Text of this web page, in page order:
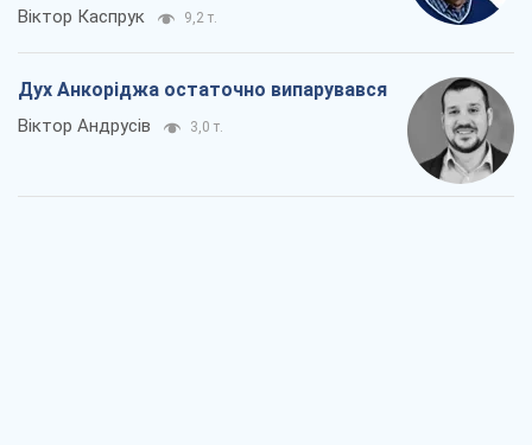
Віктор Каспрук 9,2 т.
Дух Анкоріджа остаточно випарувався
Віктор Андрусів 3,0 т.